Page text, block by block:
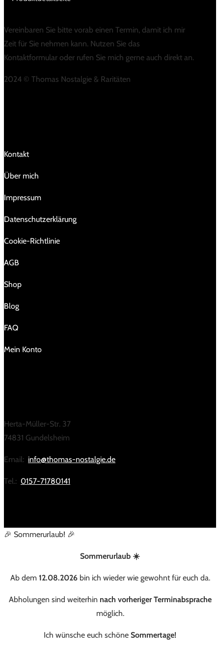
Vereinbaren Sie bitte vorab einen Termin, damit ich mir
Zeit für Sie nehmen kann. Nutzen Sie das
Kontaktformular oder rufen Sie mich gerne auch direkt an.
2024 © Thomas Nostalgie & Raritäten
Kontakt
Über mich
Impressum
Da­ten­schutz­er­klä­rung
Cookie-Richtlinie
AGB
Shop
Blog
FAQ
Mein Konto
Herta-Müller-Str. 37
74831 Gundelsheim
Email: info@thomas-nostalgie.de
Tel.: 0157-71780141
🎉 Sommerurlaub! 🎉
Sommerurlaub ☀️
Ab dem 12.08.2026bin ich wieder wie gewohnt für euch da.
Abholungen sind weiterhin nach vorheriger Terminabsprache
möglich.
Ich wünsche euch schöne Sommertage!